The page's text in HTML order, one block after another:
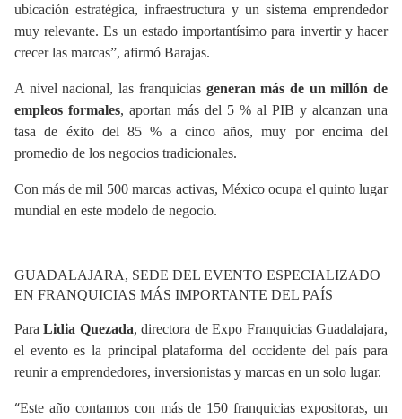
ubicación estratégica, infraestructura y un sistema emprendedor
muy relevante. Es un estado importantísimo para invertir y hacer
crecer las marcas”, afirmó Barajas.
A nivel nacional, las franquiciasgeneran más de un millón de
empleos formales, aportan más del 5 % al PIB y alcanzan una
tasa de éxito del 85 % a cinco años, muy por encima del
promedio de los negocios tradicionales.
Con más de mil 500 marcas activas, México ocupa el quinto lugar
mundial en este modelo de negocio.
GUADALAJARA, SEDE DEL EVENTO ESPECIALIZADO
EN FRANQUICIAS MÁS IMPORTANTE DEL PAÍS
ParaLidia Quezada, directora de Expo Franquicias Guadalajara,
el evento es la principal plataforma del occidente del país para
reunir a emprendedores, inversionistas y marcas en un solo lugar.
“Este año contamos con más de 150 franquicias expositoras, un